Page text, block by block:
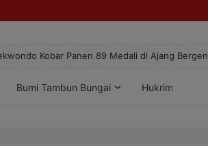
Kobar Panen 89 Medali di Ajang
Bumi Tambun Bungai Hukrim